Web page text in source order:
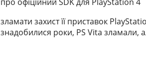
зламати захист її приставок
знадобилися роки, PS Vita зламали,